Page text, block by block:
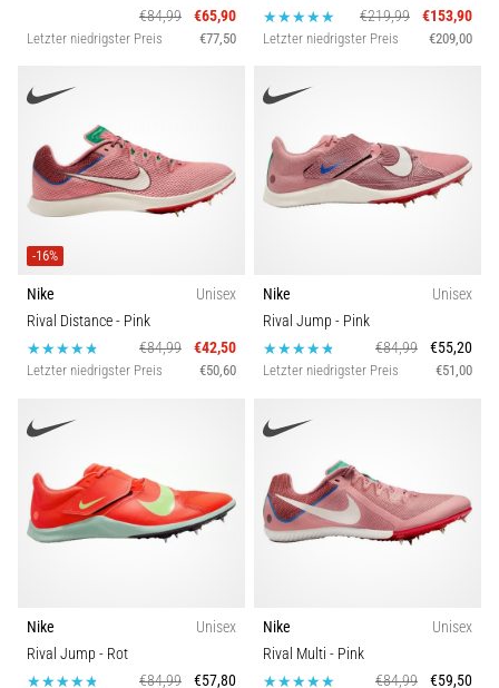
Läuferknie,
als
Iliotibiales
Bandsyndrom
(ITBS),
ist
weit
gesundheitliches
Problem,
Alle
anzeigen
€84,99
€65,90
Letzter niedrigster Preis €77,50
€219,99
€153,90
Letzter niedrigster Preis €209,00
-16%
Nike
Unisex
Rival Distance- Pink
€84,99
€42,50
Letzter niedrigster Preis €50,60
Nike
Unisex
Rival Jump - Pink
€84,99
€55,20
Letzter niedrigster Preis €51,00
Nike
Unisex
Rival Jump - Rot
€84,99
€57,80
Nike
Unisex
Rival Multi - Pink
€84,99
€59,50